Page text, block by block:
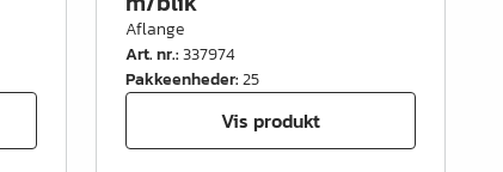
Aflange
Art. nr.:337974
Pakkeenheder:25
Vis produkt